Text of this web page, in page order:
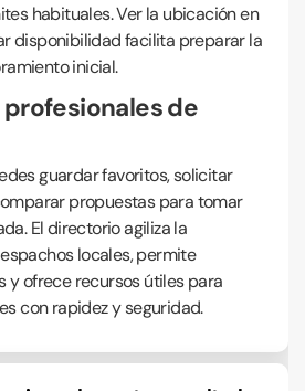
habituales. Ver la ubicación en
disponibilidad facilita preparar la
inicial.
de
guardar favoritos, solicitar
propuestas para tomar
El directorio agiliza la
locales, permite
y ofrece recursos útiles para
con rapidez y seguridad.